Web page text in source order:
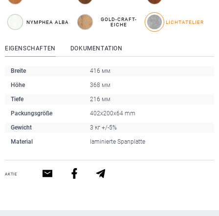
NYMPHEA ALBA
GOLD-CRAFT-
EICHE
LICHTATELIER
EIGENSCHAFTEN DOKUMENTATION
Breite 416 мм
Höhe 368 мм
Tiefe 216 мм
Packungsgröße 402x200x64 mm
Gewicht 3 кг +/-5%
Material laminierte Spanplatte
AKTIE